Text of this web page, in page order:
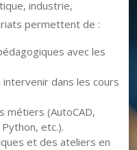
de :
avec les
dans les cours
ateliers en